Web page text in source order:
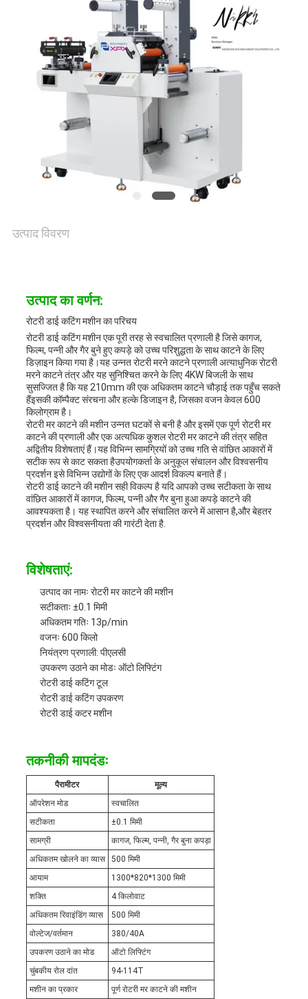
संपर्क
समाचार
गोपनीयता
नीति
उत्पाद विवरण
उत्पाद का वर्णन:
रोटरी डाई कटिंग मशीन का परिचय
रोटरी डाई कटिंग मशीन एक पूरी तरह से स्वचालित प्रणाली है जिसे कागज,
फिल्म, पन्नी और गैर बुने हुए कपड़े को उच्च परिशुद्धता के साथ काटने के लिए
डिज़ाइन किया गया है।यह उन्नत रोटरी मरने काटने प्रणाली अत्याधुनिक रोटरी
मरने काटने तंत्र और यह सुनिश्चित करने के लिए 4KW बिजली के साथ
सुसज्जित है कि यह 210mm की एक अधिकतम काटने चौड़ाई तक पहुँच सकते
हैंइसकी कॉम्पैक्ट संरचना और हल्के डिजाइन है, जिसका वजन केवल 600
किलोग्राम है।
रोटरी मर काटने की मशीन उन्नत घटकों से बनी है और इसमें एक पूर्ण रोटरी मर
काटने की प्रणाली और एक अत्यधिक कुशल रोटरी मर काटने की तंत्र सहित
अद्वितीय विशेषताएं हैं।यह विभिन्न सामग्रियों को उच्च गति से वांछित आकारों में
सटीक रूप से काट सकता हैउपयोगकर्ता के अनुकूल संचालन और विश्वसनीय
प्रदर्शन इसे विभिन्न उद्योगों के लिए एक आदर्श विकल्प बनाते हैं।
रोटरी डाई काटने की मशीन सही विकल्प है यदि आपको उच्च सटीकता के साथ
वांछित आकारों में कागज, फिल्म, पन्नी और गैर बुना हुआ कपड़े काटने की
आवश्यकता है। यह स्थापित करने और संचालित करने में आसान है,और बेहतर
प्रदर्शन और विश्वसनीयता की गारंटी देता है.
विशेषताएं:
उत्पाद का नामः रोटरी मर काटने की मशीन
सटीकताः ±0.1 मिमी
अधिकतम गतिः 13p/min
वजनः 600 किलो
नियंत्रण प्रणाली: पीएलसी
उपकरण उठाने का मोडः ऑटो लिफ्टिंग
रोटरी डाई कटिंग टूल
रोटरी डाई कटिंग उपकरण
रोटरी डाई कटर मशीन
तकनीकी मापदंडः
पैरामीटर
मूल्य
ऑपरेशन मोड
स्वचालित
सटीकता
±0.1 मिमी
सामग्री
कागज, फिल्म, पन्नी, गैर बुना कपड़ा
अधिकतम खोलने का व्यास
500 मिमी
आयाम
1300*820*1300 मिमी
शक्ति
4 किलोवाट
अधिकतम रिवाइंडिंग व्यास
500 मिमी
वोल्टेज/वर्तमान
380/40A
उपकरण उठाने का मोड
ऑटो लिफ्टिंग
चुंबकीय रोल दांत
94-114T
मशीन का प्रकार
पूर्ण रोटरी मर काटने की मशीन